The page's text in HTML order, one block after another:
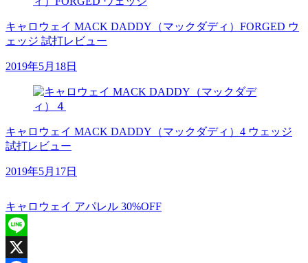
キャロウェイ MACK DADDY（マックダディ）FORGED ウ
ェッジ 試打レビュー
2019年5月18日
キャロウェイ MACK DADDY（マックダディ）4 ウェッジ
試打レビュー
2019年5月17日
キャロウェイ アパレル 30%OFF
Line